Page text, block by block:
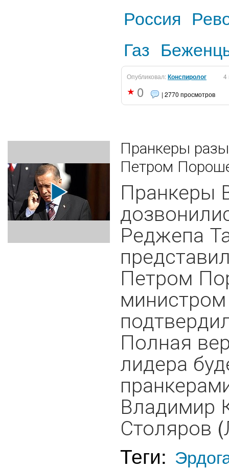
Россия
Газ
Опубликовал:Конспиролог 4
0 | 2770 просмотров
Пранкеры
Петром
Пранкеры
Реджепа
Петром
Полная
лидера
Владимир
Столяров
Теги: